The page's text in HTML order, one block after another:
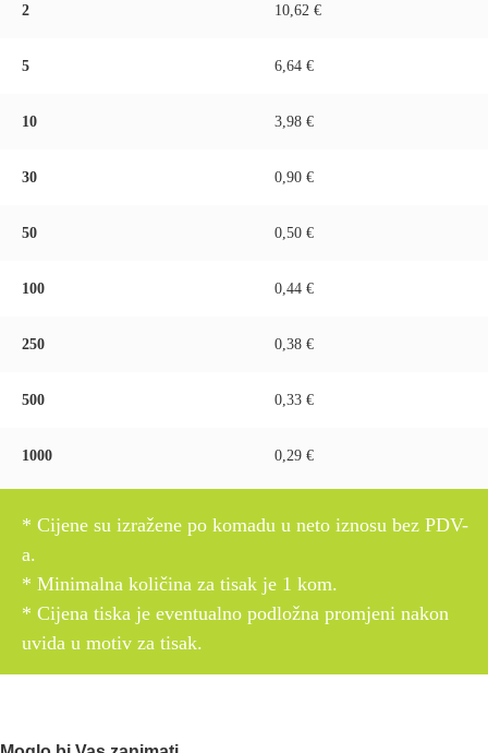
2 10,62 €
5 6,64 €
10 3,98 €
30 0,90 €
50 0,50 €
100 0,44 €
250 0,38 €
500 0,33 €
1000 0,29 €
* Cijene su izražene po komadu u neto iznosu bez PDV-
a.
* Minimalna količina za tisak je 1 kom.
* Cijena tiska je eventualno podložna promjeni nakon
uvida u motiv za tisak.